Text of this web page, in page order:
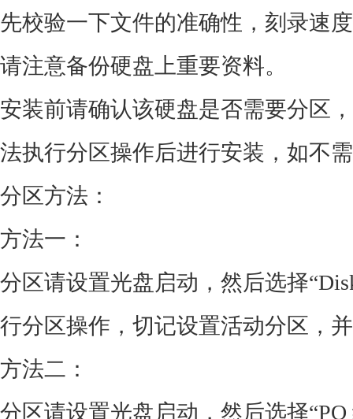
先校验一下文件的准确性，刻录速
请注意备份硬盘上重要资料。
安装前请确认该硬盘是否需要分区
法执行分区操作后进行安装，如不
分区方法：
方法一：
分区请设置光盘启动，然后选择
行分区操作，切记设置活动分区，
方法二：
分区请设置光盘启动，然后选择